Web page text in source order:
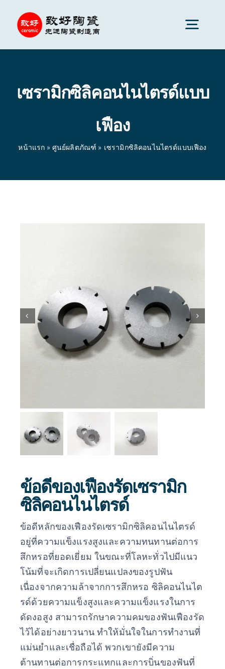
content
บริการ
การประยุกต์ใช้เซรามิก
เซรามิกซิลิคอนไนไตรด์แบบ
เฟือง
หน้าแรก » ศูนย์ผลิตภัณฑ์ » เซรามิกซิลิคอนไนไตรด์แบบเฟือง
ข้อดีของเฟืองรัดเซรามิก
ซิลิคอนไนไตรด์
ข้อดีหลักของเฟืองรัดเซรามิกซิลิคอนไนไตรด์
อยู่ที่ความแข็งแรงสูงและความทนทานต่อการ
สึกหรอที่ยอดเยี่ยม ในขณะที่โลหะทั่วไปมีแนว
โน้มที่จะเกิดการเปลี่ยนแปลงของรูปฟัน
เนื่องจากความล้าจากการสึกหรอ ซิลิคอนไนไต
รด์ด้วยความแข็งสูงและความแข็งแรงในการ
ดัดงอสูง สามารถรักษาความคมของฟันเฟืองรัด
ไว้ได้อย่างยาวนาน ทำให้มั่นใจในการทำงานที่
แม่นยำและเชื่อถือได้ พวกเขายังมีความ
ต้านทานต่อการกระแทกและการบิ่นของฟันที่